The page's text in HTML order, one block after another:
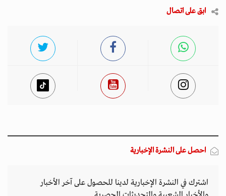
ابق على اتصال
احصل على النشرة الإخبارية
اشترك في النشرة الإخبارية لدينا للحصول على آخر الأخبار